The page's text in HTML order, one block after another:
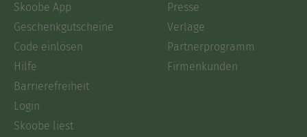
Skoobe App
Geschenkgutscheine
Code einlösen
Hilfe
Barrierefreiheit
Login
Skoobe liest
Presse
Verlage
Partnerprogramm
Firmenkunden